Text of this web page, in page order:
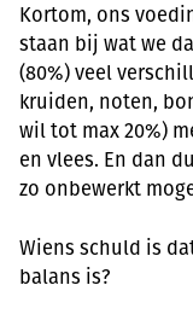
Kortom, ons
staan bij wat we
(80%) veel
kruiden, noten,
wil tot max 20%)
en vlees. En dan
zo onbewerkt
Wiens schuld is
balans is?